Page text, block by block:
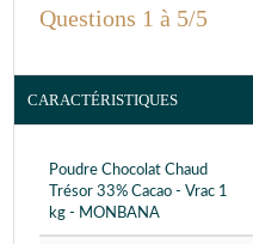
Questions 1 à 5/5
CARACTÉRISTIQUES
Poudre Chocolat Chaud
Trésor 33% Cacao - Vrac 1
kg - MONBANA